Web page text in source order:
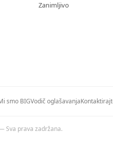
Zanimljivo
smo BIGVodič oglašavanja
Sva prava zadržana.